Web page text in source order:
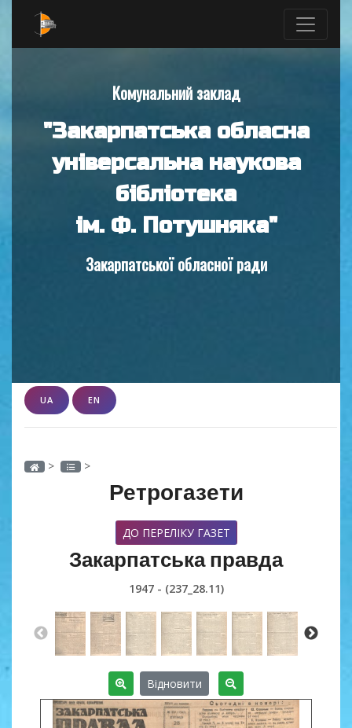
Комунальний заклад
"Закарпатська обласна
універсальна наукова
бібліотека
ім. Ф. Потушняка"
Закарпатської обласної ради
UA EN
> >
Ретрогазети
ДО ПЕРЕЛІКУ ГАЗЕТ
Закарпатська правда
1947 - (237_28.11)
Відновити